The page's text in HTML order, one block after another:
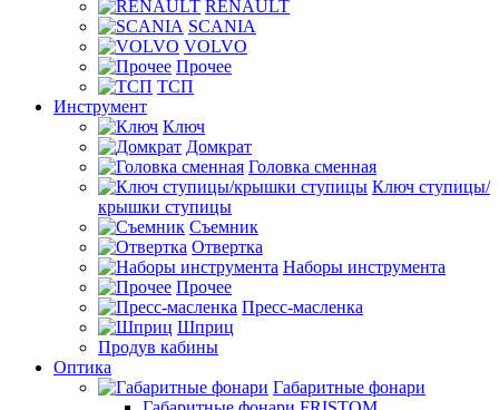
RENAULT
SCANIA
VOLVO
Прочее
ТСП
Инструмент
Ключ
Домкрат
Головка сменная
Ключ ступицы/
крышки ступицы
Съемник
Отвертка
Наборы инструмента
Прочее
Пресс-масленка
Шприц
Продув кабины
Оптика
Габаритные фонари